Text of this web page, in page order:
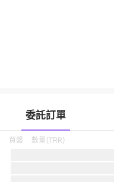
委託訂單
買盤 數量(TRR)